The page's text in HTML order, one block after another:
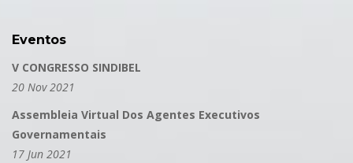
Eventos
V CONGRESSO SINDIBEL
20 Nov 2021
Assembleia Virtual Dos Agentes Executivos
Governamentais
17 Jun 2021